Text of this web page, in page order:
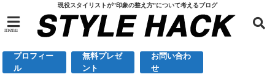
現役スタイリストが”印象の整え方”について考えるブログ
menu
プロフィー
ル
無料プレゼ
ント
お問い合わ
せ